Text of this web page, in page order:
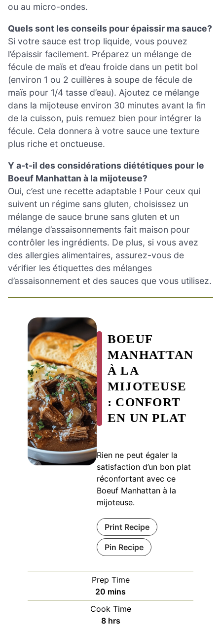
ou au micro-ondes.
Quels sont les conseils pour épaissir ma sauce?
Si votre sauce est trop liquide, vous pouvez
l’épaissir facilement. Préparez un mélange de
fécule de maïs et d’eau froide dans un petit bol
(environ 1 ou 2 cuillères à soupe de fécule de
maïs pour 1/4 tasse d’eau). Ajoutez ce mélange
dans la mijoteuse environ 30 minutes avant la fin
de la cuisson, puis remuez bien pour intégrer la
fécule. Cela donnera à votre sauce une texture
plus riche et onctueuse.
Y a-t-il des considérations diététiques pour le
Boeuf Manhattan à la mijoteuse?
Oui, c’est une recette adaptable ! Pour ceux qui
suivent un régime sans gluten, choisissez un
mélange de sauce brune sans gluten et un
mélange d’assaisonnements fait maison pour
contrôler les ingrédients. De plus, si vous avez
des allergies alimentaires, assurez-vous de
vérifier les étiquettes des mélanges
d’assaisonnement et des sauces que vous utilisez.
BOEUF
MANHATTAN
À LA
MIJOTEUSE
: CONFORT
EN UN PLAT
Rien ne peut égaler la
satisfaction d’un bon plat
réconfortant avec ce
Boeuf Manhattan à la
mijoteuse.
Print Recipe
Pin Recipe
Prep Time
20 minutes
mins
Cook Time
8hours
hrs